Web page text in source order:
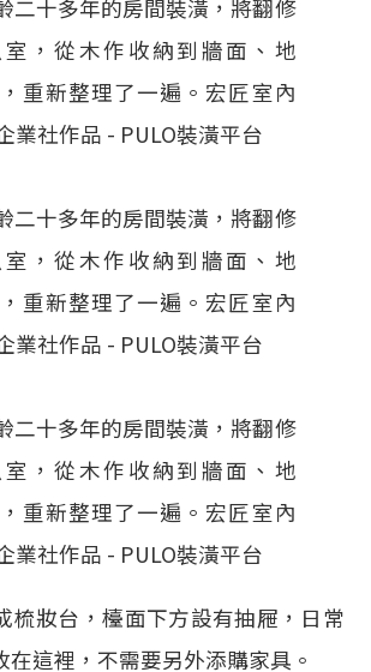
梳妝台，檯面下方設有抽屜，日常
在這裡，不需要另外添購家具。